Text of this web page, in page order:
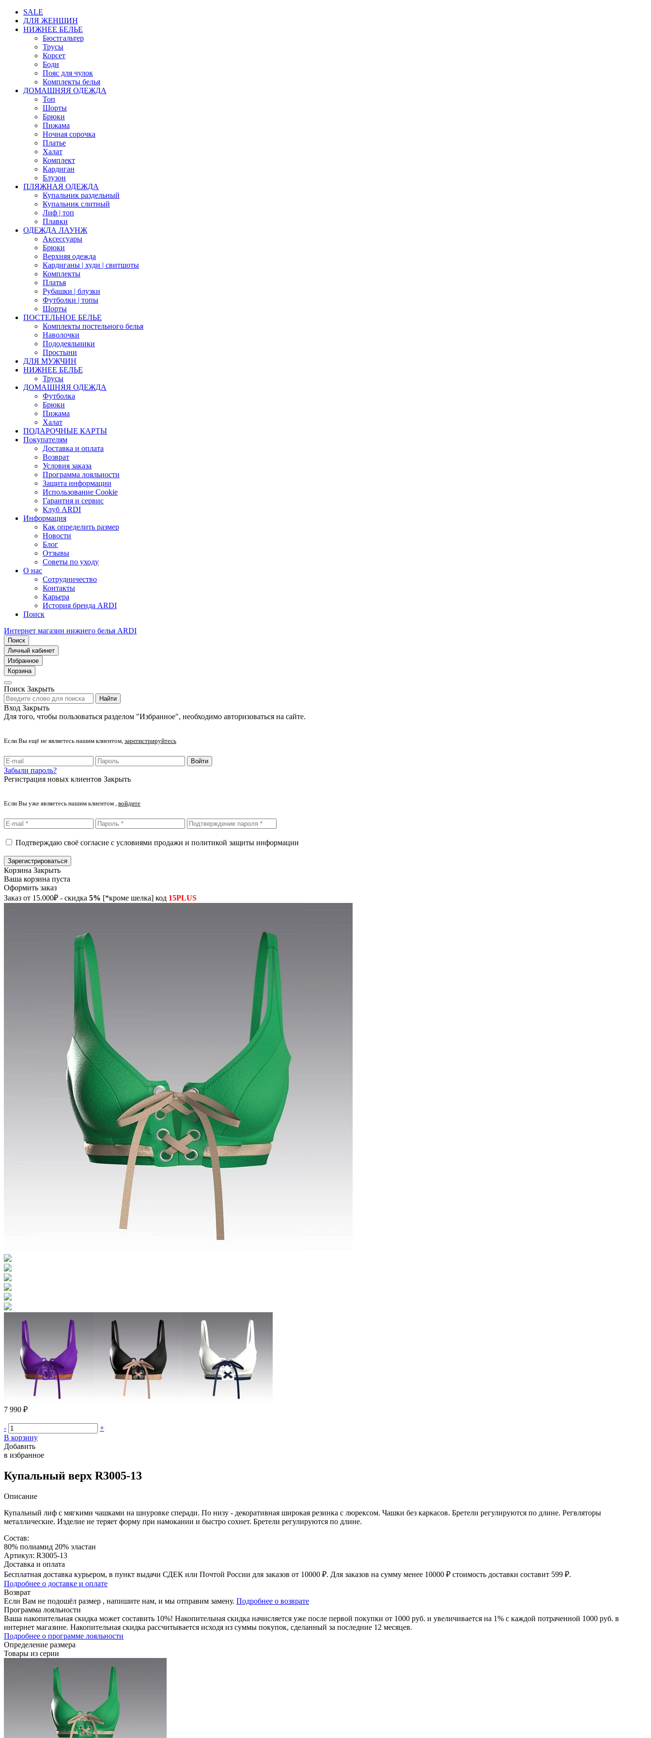
SALE
ДЛЯ ЖЕНЩИН
НИЖНЕЕ БЕЛЬЕ
Бюстгальтер
Трусы
Корсет
Боди
Пояс для чулок
Комплекты белья
ДОМАШНЯЯ ОДЕЖДА
Топ
Шорты
Брюки
Пижама
Ночная сорочка
Платье
Халат
Комплект
Кардиган
Блузон
ПЛЯЖНАЯ ОДЕЖДА
Купальник раздельный
Купальник слитный
Лиф | топ
Плавки
ОДЕЖДА ЛАУНЖ
Аксессуары
Брюки
Верхняя одежда
Кардиганы | худи | свитшоты
Комплекты
Платья
Рубашки | блузки
Футболки | топы
Шорты
ПОСТЕЛЬНОЕ БЕЛЬЕ
Комплекты постельного белья
Наволочки
Пододеяльники
Простыни
ДЛЯ МУЖЧИН
НИЖНЕЕ БЕЛЬЕ
Трусы
ДОМАШНЯЯ ОДЕЖДА
Футболка
Брюки
Пижама
Халат
ПОДАРОЧНЫЕ КАРТЫ
Покупателям
Доставка и оплата
Возврат
Условия заказа
Программа лояльности
Защита информации
Использование Cookie
Гарантия и сервис
Клуб ARDI
Информация
Как определить размер
Новости
Блог
Отзывы
Советы по уходу
О нас
Сотрудничество
Контакты
Карьера
История бренда ARDI
Поиск
Интернет магазин нижнего белья ARDI
Поиск
Личный кабинет
Избранное
Корзина
Поиск Закрыть
Найти
Вход Закрыть
Для того, чтобы пользоваться разделом "Избранное", необходимо авторизоваться на сайте.
Если Вы ещё не являетесь нашим клиентом, зарегистрируйтесь
Войти
Забыли пароль?
Регистрация новых клиентов Закрыть
Если Вы уже являетесь нашим клиентом , войдите
Подтверждаю своё согласие с условиями продажи и политикой защиты информации
Зарегистрироваться
Корзина Закрыть
Ваша корзина пуста
Оформить заказ
Заказ от 15.000₽ - скидка 5% [*кроме шелка] код 15PLUS
7 990 ₽
-
+
В корзину
Добавить
в избранное
Купальный верх R3005-13
Описание
Купальный лиф с мягкими чашками на шнуровке сперади. По низу - декоративная широкая резинка с люрексом. Чашки без каркасов. Бретели регулируются по длине. Регвляторы
металлические. Изделие не теряет форму при намокании и быстро сохнет. Бретели регулируются по длине.
Состав:
80% полиамид 20% эластан
Артикул: R3005-13
Доставка и оплата
Бесплатная доставка курьером, в пункт выдачи СДЕК или Почтой России для заказов от 10000 ₽. Для заказов на сумму менее 10000 ₽ стоимость доставки составит 599 ₽.
Подробнее о доставке и оплате
Возврат
Если Вам не подошёл размер , напишите нам, и мы отправим замену. Подробнее о возврате
Программа лояльности
Ваша накопительная скидка может составить 10%! Накопительная скидка начисляется уже после первой покупки от 1000 руб. и увеличивается на 1% с каждой потраченной 1000 руб. в
интернет магазине. Накопительная скидка рассчитывается исходя из суммы покупок, сделанный за последние 12 месяцев.
Подробнее о программе лояльности
Определение размера
Товары из серии